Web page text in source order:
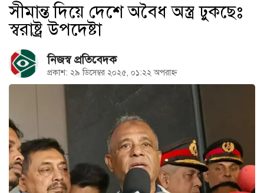
সীমান্ত দিয়ে দেশে অবৈধ অস্ত্র ঢুকছেঃ
স্বরাষ্ট্র উপদেষ্টা
নিজস্ব প্রতিবেদক
প্রকাশ: ২৯ ডিসেম্বর ২০২৫, ০১:২২ অপরাহ্ন